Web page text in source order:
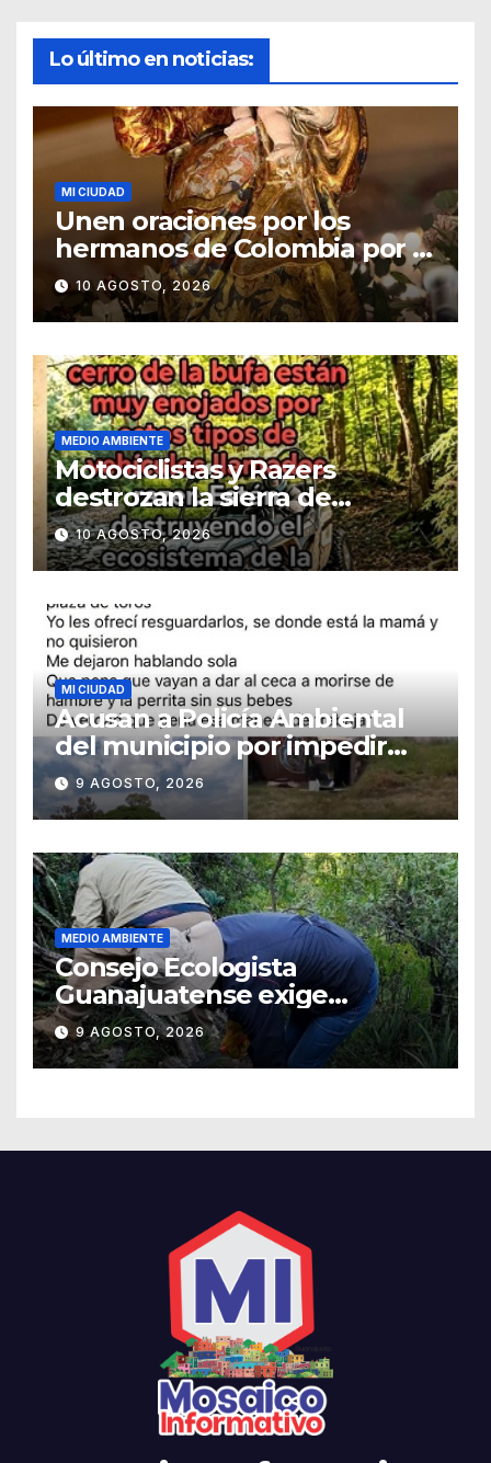
Lo último en noticias:
MI CIUDAD
Unen oraciones por los
hermanos de Colombia por el
terremoto de hoy por la
mañana
10 AGOSTO, 2026
MEDIO AMBIENTE
Motociclistas y Razers
destrozan la sierra de
Guanajuato
10 AGOSTO, 2026
MI CIUDAD
Acusan a Policía Ambiental
del municipio por impedir
resguardo de cachorros
9 AGOSTO, 2026
MEDIO AMBIENTE
Consejo Ecologista
Guanajuatense exige
investigar y sancionar los
daños por tala de vegetación
9 AGOSTO, 2026